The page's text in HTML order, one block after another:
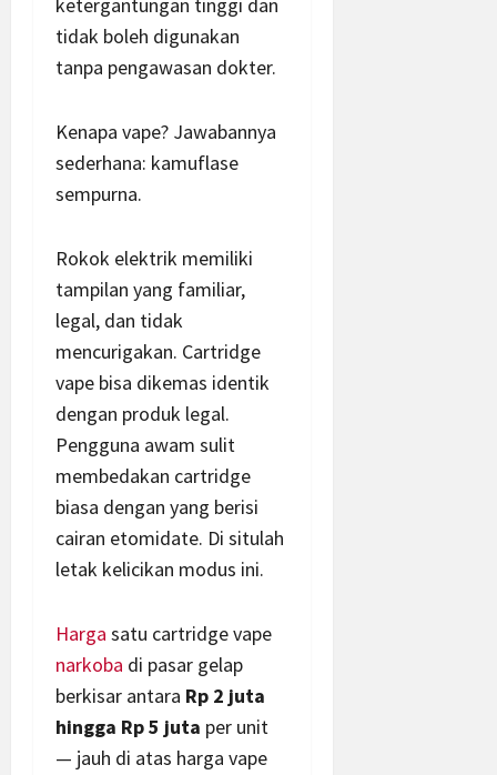
ketergantungan tinggi dan
tidak boleh digunakan
tanpa pengawasan dokter.
Kenapa vape? Jawabannya
sederhana: kamuflase
sempurna.
Rokok elektrik memiliki
tampilan yang familiar,
legal, dan tidak
mencurigakan. Cartridge
vape bisa dikemas identik
dengan produk legal.
Pengguna awam sulit
membedakan cartridge
biasa dengan yang berisi
cairan etomidate. Di situlah
letak kelicikan modus ini.
Harga satu cartridge vape
narkoba di pasar gelap
berkisar antara Rp 2 juta
hingga Rp 5 juta per unit
— jauh di atas harga vape